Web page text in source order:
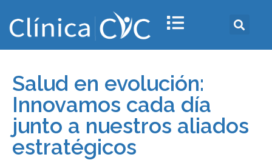
Salud en evolución:
Innovamos cada día
junto a nuestros aliados
estratégicos